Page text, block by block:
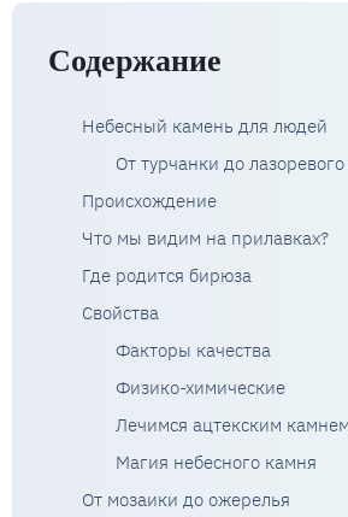
Содержание
Небесный камень для людей
От турчанки до
Происхождение
Что мы видим на прилавках?
Где родится бирюза
Свойства
Факторы качества
Физико-химические
Лечимся ацтекским камнем
Магия небесного камня
От мозаики до ожерелья